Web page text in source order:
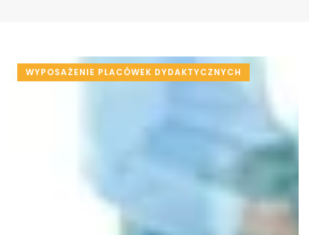
WYPOSAŻENIE PLACÓWEK DYDAKTYCZNYCH